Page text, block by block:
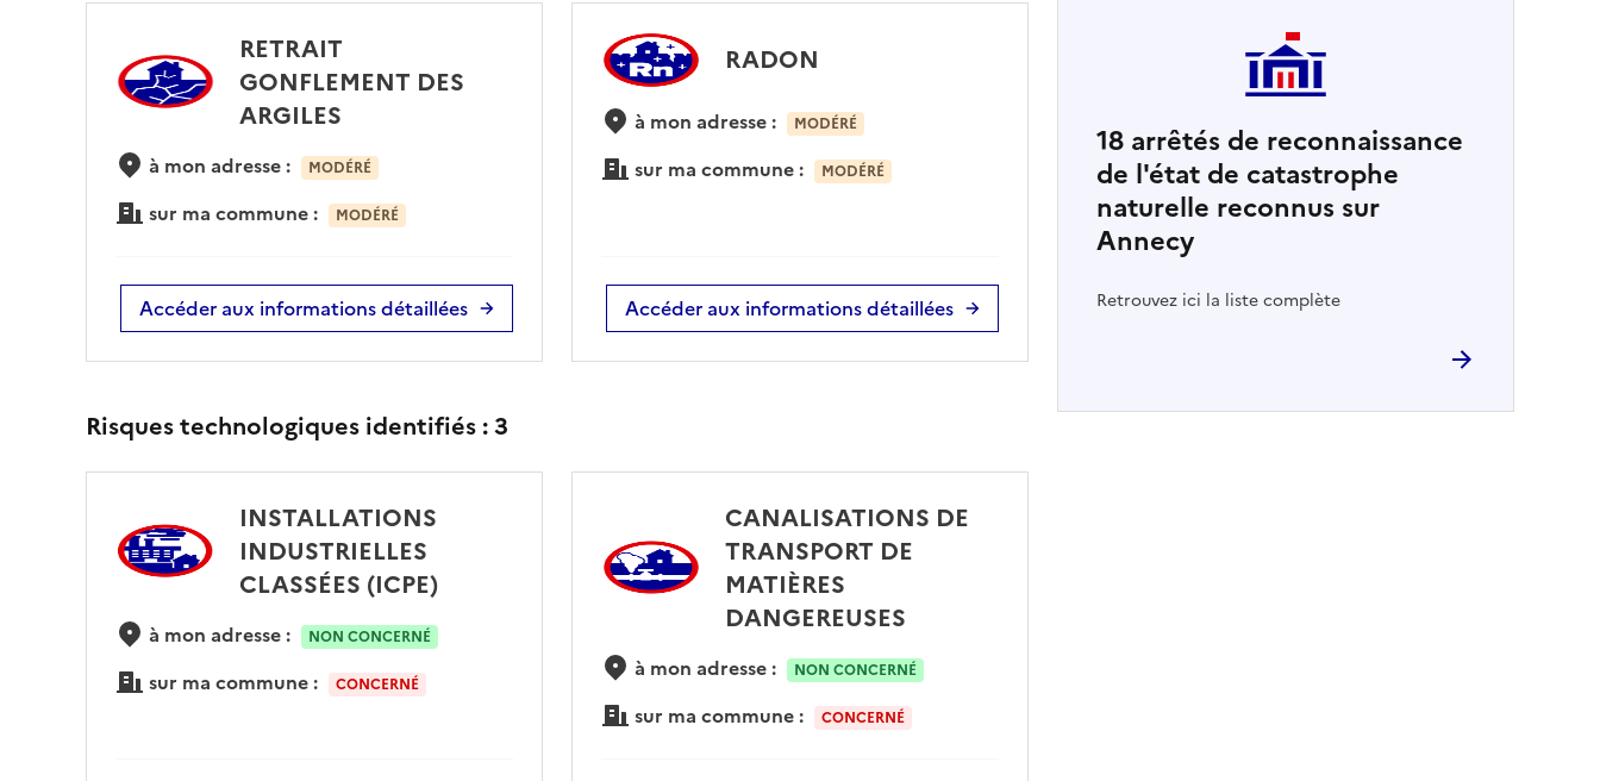
RETRAIT
GONFLEMENT DES
ARGILES
à mon adresse : MODÉRÉ
sur ma commune : MODÉRÉ
Accéder aux informations détaillées
RADON
à mon adresse : MODÉRÉ
sur ma commune : MODÉRÉ
Accéder aux informations détaillées
Risques technologiques identifiés :3
INSTALLATIONS
INDUSTRIELLES
CLASSÉES (ICPE)
à mon adresse : NON CONCERNÉ
sur ma commune : CONCERNÉ
CANALISATIONS DE
TRANSPORT DE
MATIÈRES
DANGEREUSES
à mon adresse : NON CONCERNÉ
sur ma commune : CONCERNÉ
18 arrêtés de reconnaissance
de l'état de catastrophe
naturelle reconnus sur
Annecy
Retrouvez ici la liste complète